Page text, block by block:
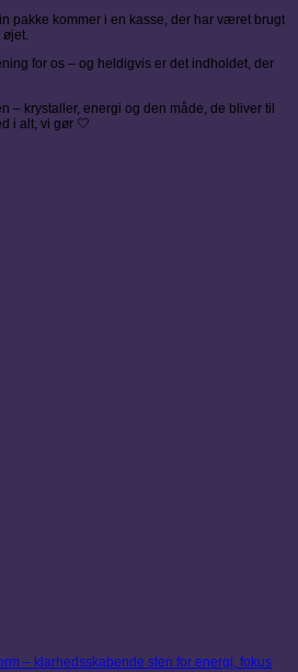
pakke kommer i en kasse, der har været brugt
øjet.
for os – og heldigvis er det indholdet, der
– krystaller, energi og den måde, de bliver til
i alt, vi gør 🤍